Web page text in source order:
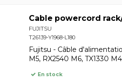
Cable powercord
FUJITSU
T26139-Y1968-L180
Fujitsu - Câble
M5, RX2540 M6, TX1330 M4
En stock